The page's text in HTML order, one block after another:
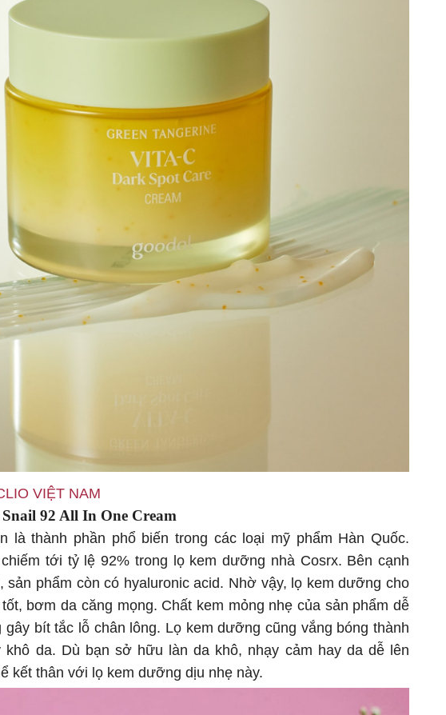
VIỆT NAM
92 All In One Cream
là thành phần phổ biến trong các loại mỹ phẩm Hàn Quốc.
tới tỷ lệ 92% trong lọ kem dưỡng nhà Cosrx. Bên cạnh
sản phẩm còn có hyaluronic acid. Nhờ vậy, lọ kem dưỡng cho
bơm da căng mọng. Chất kem mỏng nhẹ của sản phẩm dễ
gây bít tắc lỗ chân lông. Lọ kem dưỡng cũng vắng bóng thành
khô da. Dù bạn sở hữu làn da khô, nhạy cảm hay da dễ lên
kết thân với lọ kem dưỡng dịu nhẹ này.